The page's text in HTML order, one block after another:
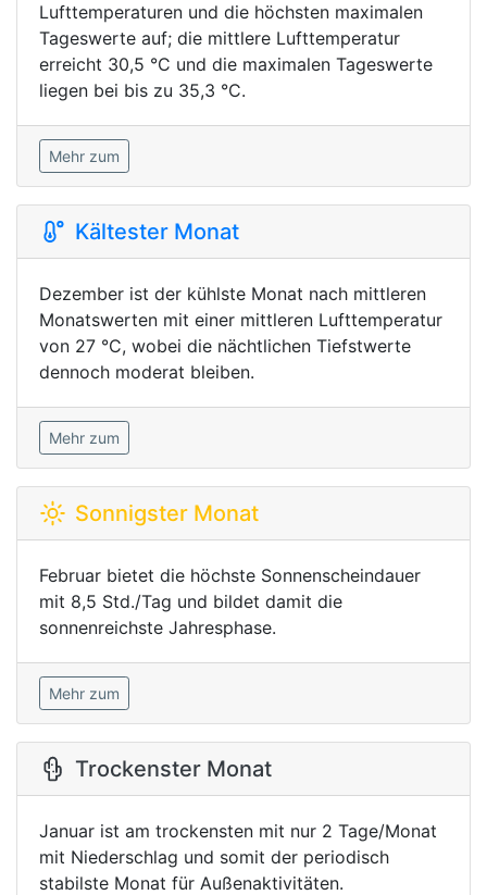
Lufttemperaturen und die höchsten maximalen
Tageswerte auf; die mittlere Lufttemperatur
erreicht 30,5 °C und die maximalen Tageswerte
liegen bei bis zu 35,3 °C.
Mehr zum
Kältester Monat
Dezember ist der kühlste Monat nach mittleren
Monatswerten mit einer mittleren Lufttemperatur
von 27 °C, wobei die nächtlichen Tiefstwerte
dennoch moderat bleiben.
Mehr zum
Sonnigster Monat
Februar bietet die höchste Sonnenscheindauer
mit 8,5 Std./Tag und bildet damit die
sonnenreichste Jahresphase.
Mehr zum
Trockenster Monat
Januar ist am trockensten mit nur 2 Tage/Monat
mit Niederschlag und somit der periodisch
stabilste Monat für Außenaktivitäten.